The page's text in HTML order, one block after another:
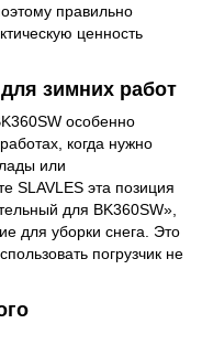
правильно
ценность
зимних работ
особенно
когда нужно
или
SLAVLES эта позиция
для BK360SW»,
для уборки снега. Это
погрузчик не